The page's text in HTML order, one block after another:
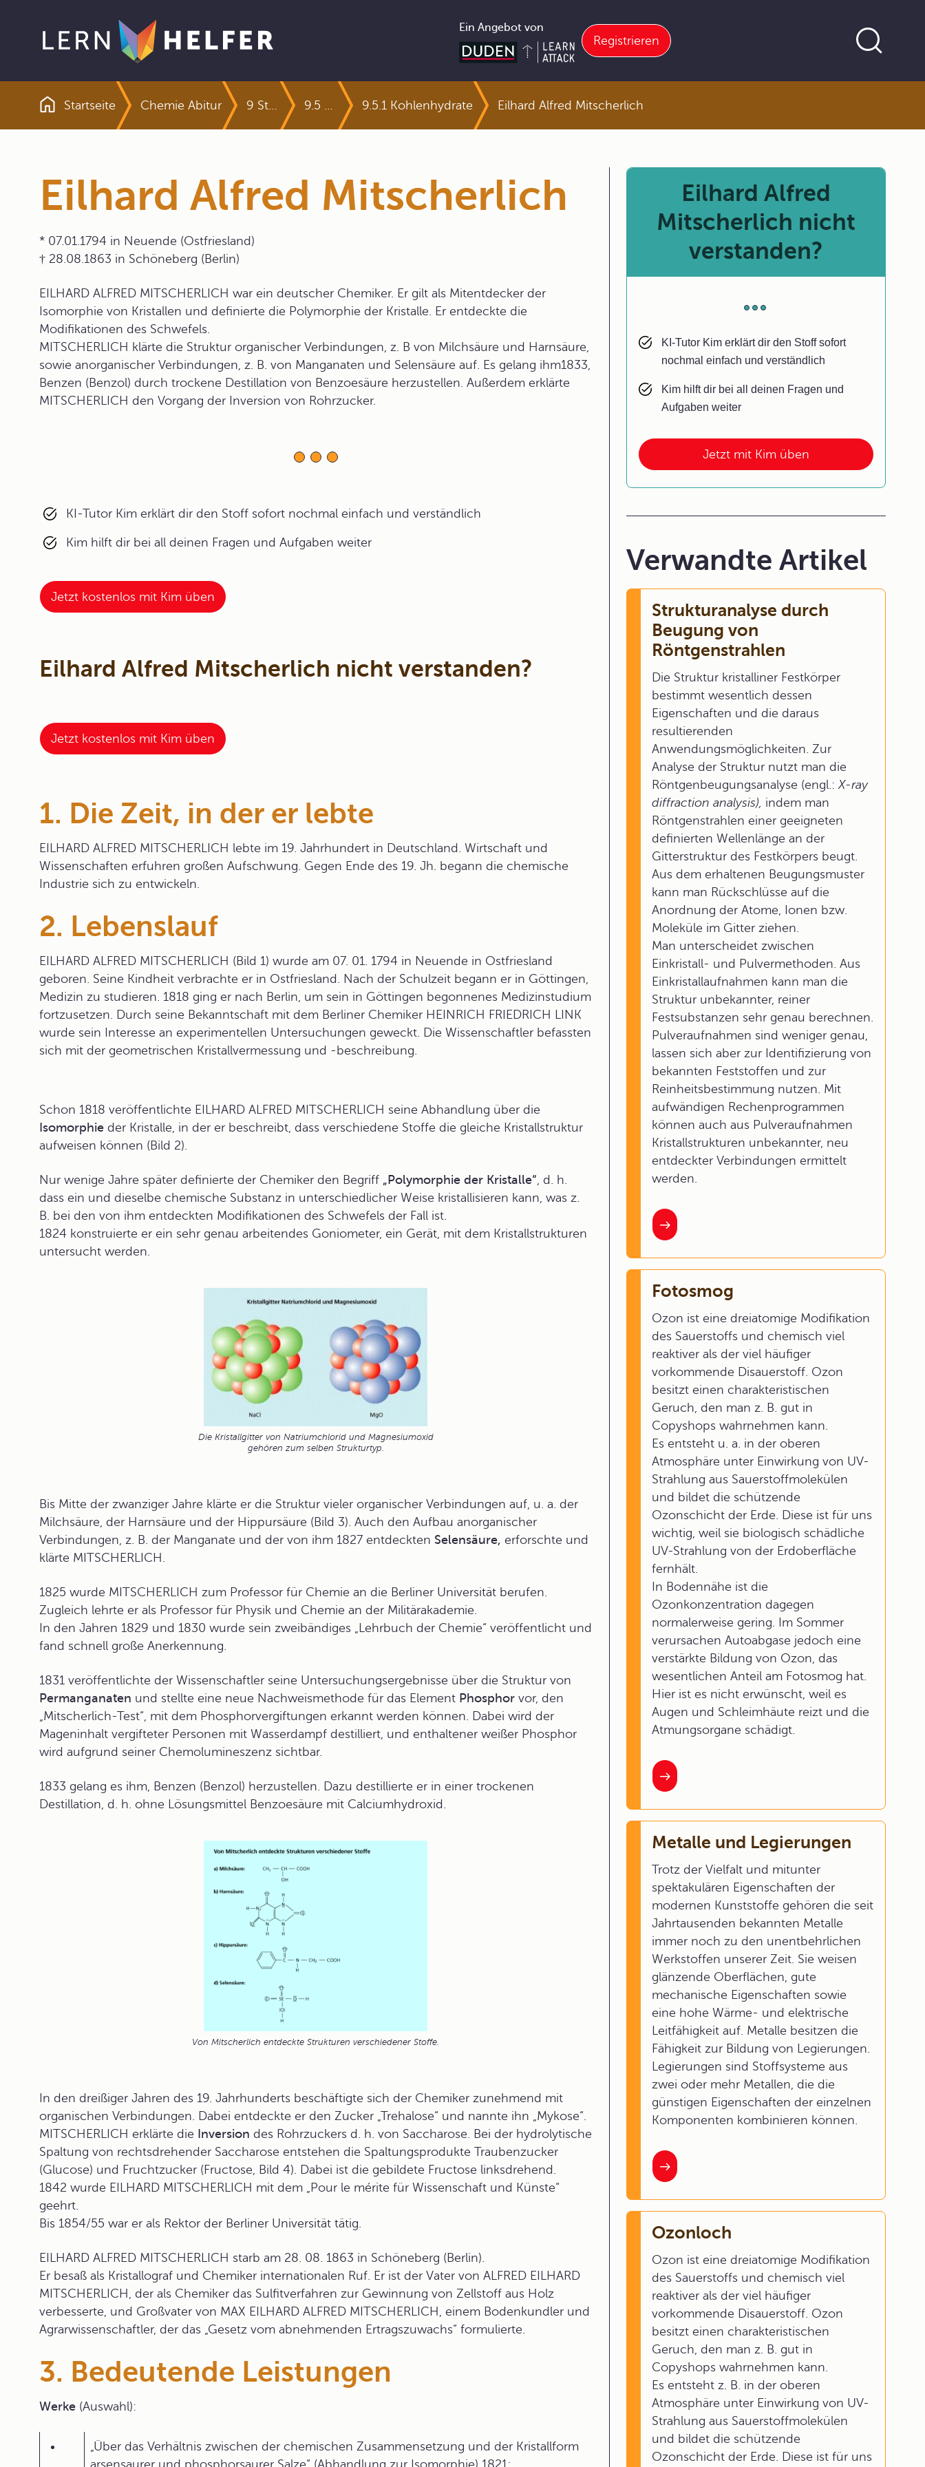
Ein Angebot von
Registrieren
Pfadnavigation
Startseite Chemie Abitur 9.5.1 Kohlenhydrate Eilhard Alfred Mitscherlich
Eilhard Alfred Mitscherlich
* 07.01.1794 in Neuende (Ostfriesland)
† 28.08.1863 in Schöneberg (Berlin)
EILHARD ALFRED MITSCHERLICH war ein deutscher Chemiker. Er gilt als Mitentdecker der
Isomorphie von Kristallen und definierte die Polymorphie der Kristalle. Er entdeckte die
Modifikationen des Schwefels.
MITSCHERLICH klärte die Struktur organischer Verbindungen, z. B von Milchsäure und Harnsäure,
sowie anorganischer Verbindungen, z. B. von Manganaten und Selensäure auf. Es gelang ihm1833,
Benzen (Benzol) durch trockene Destillation von Benzoesäure herzustellen. Außerdem erklärte
MITSCHERLICH den Vorgang der Inversion von Rohrzucker.
KI-Tutor Kim erklärt dir den Stoff sofort nochmal einfach und verständlich
Kim hilft dir bei all deinen Fragen und Aufgaben weiter
Jetzt kostenlos mit Kim üben
Eilhard Alfred Mitscherlich nicht verstanden?
Jetzt kostenlos mit Kim üben
1. Die Zeit, in der er lebte
EILHARD ALFRED MITSCHERLICH lebte im 19. Jahrhundert in Deutschland. Wirtschaft und
Wissenschaften erfuhren großen Aufschwung. Gegen Ende des 19. Jh. begann die chemische
Industrie sich zu entwickeln.
2. Lebenslauf
EILHARD ALFRED MITSCHERLICH (Bild 1) wurde am 07. 01. 1794 in Neuende in Ostfriesland
geboren. Seine Kindheit verbrachte er in Ostfriesland. Nach der Schulzeit begann er in Göttingen,
Medizin zu studieren. 1818 ging er nach Berlin, um sein in Göttingen begonnenes Medizinstudium
fortzusetzen. Durch seine Bekanntschaft mit dem Berliner Chemiker HEINRICH FRIEDRICH LINK
wurde sein Interesse an experimentellen Untersuchungen geweckt. Die Wissenschaftler befassten
sich mit der geometrischen Kristallvermessung und -beschreibung.
Schon 1818 veröffentlichte EILHARD ALFRED MITSCHERLICH seine Abhandlung über die
Isomorphie der Kristalle, in der er beschreibt, dass verschiedene Stoffe die gleiche Kristallstruktur
aufweisen können (Bild 2).
Nur wenige Jahre später definierte der Chemiker den Begriff „ Polymorphie der Kristalle“, d. h.
dass ein und dieselbe chemische Substanz in unterschiedlicher Weise kristallisieren kann, was z.
B. bei den von ihm entdeckten Modifikationen des Schwefels der Fall ist.
1824 konstruierte er ein sehr genau arbeitendes Goniometer, ein Gerät, mit dem Kristallstrukturen
untersucht werden.
Die Kristallgitter von Natriumchlorid und Magnesiumoxid
gehören zum selben Strukturtyp.
Bis Mitte der zwanziger Jahre klärte er die Struktur vieler organischer Verbindungen auf, u. a. der
Milchsäure, der Harnsäure und der Hippursäure (Bild 3). Auch den Aufbau anorganischer
Verbindungen, z. B. der Manganate und der von ihm 1827 entdeckten Selensäure, erforschte und
klärte MITSCHERLICH.
1825 wurde MITSCHERLICH zum Professor für Chemie an die Berliner Universität berufen.
Zugleich lehrte er als Professor für Physik und Chemie an der Militärakademie.
In den Jahren 1829 und 1830 wurde sein zweibändiges „Lehrbuch der Chemie“ veröffentlicht und
fand schnell große Anerkennung.
1831 veröffentlichte der Wissenschaftler seine Untersuchungsergebnisse über die Struktur von
Permanganaten und stellte eine neue Nachweismethode für das Element Phosphor vor, den
„Mitscherlich-Test“, mit dem Phosphorvergiftungen erkannt werden können. Dabei wird der
Mageninhalt vergifteter Personen mit Wasserdampf destilliert, und enthaltener weißer Phosphor
wird aufgrund seiner Chemolumineszenz sichtbar.
1833 gelang es ihm, Benzen (Benzol) herzustellen. Dazu destillierte er in einer trockenen
Destillation, d. h. ohne Lösungsmittel Benzoesäure mit Calciumhydroxid.
Von Mitscherlich entdeckte Strukturen verschiedener Stoffe.
In den dreißiger Jahren des 19. Jahrhunderts beschäftigte sich der Chemiker zunehmend mit
organischen Verbindungen. Dabei entdeckte er den Zucker „Trehalose“ und nannte ihn „Mykose“.
MITSCHERLICH erklärte die Inversion des Rohrzuckers d. h. von Saccharose. Bei der hydrolytische
Spaltung von rechtsdrehender Saccharose entstehen die Spaltungsprodukte Traubenzucker
(Glucose) und Fruchtzucker (Fructose, Bild 4). Dabei ist die gebildete Fructose linksdrehend.
1842 wurde EILHARD MITSCHERLICH mit dem „Pour le mérite für Wissenschaft und Künste“
geehrt.
Bis 1854/55 war er als Rektor der Berliner Universität tätig.
EILHARD ALFRED MITSCHERLICH starb am 28. 08. 1863 in Schöneberg (Berlin).
Er besaß als Kristallograf und Chemiker internationalen Ruf. Er ist der Vater von ALFRED EILHARD
MITSCHERLICH, der als Chemiker das Sulfitverfahren zur Gewinnung von Zellstoff aus Holz
verbesserte, und Großvater von MAX EILHARD ALFRED MITSCHERLICH, einem Bodenkundler und
Agrarwissenschaftler, der das „Gesetz vom abnehmenden Ertragszuwachs“ formulierte.
3. Bedeutende Leistungen
Werke (Auswahl):
„Über das Verhältnis zwischen der chemischen Zusammensetzung und der Kristallform
Jetzt mit Kim üben
Eilhard Alfred
Mitscherlich nicht
verstanden?
KI-Tutor Kim erklärt dir den Stoff sofort
nochmal einfach und verständlich
Kim hilft dir bei all deinen Fragen und
Aufgaben weiter
Verwandte Artikel
Strukturanalyse durch
Beugung von
Röntgenstrahlen
Die Struktur kristalliner Festkörper
bestimmt wesentlich dessen
Eigenschaften und die daraus
resultierenden
Anwendungsmöglichkeiten. Zur
Analyse der Struktur nutzt man die
Röntgenbeugungsanalyse (engl.:X-ray
diffraction analysis), indem man
Röntgenstrahlen einer geeigneten
definierten Wellenlänge an der
Gitterstruktur des Festkörpers beugt.
Aus dem erhaltenen Beugungsmuster
kann man Rückschlüsse auf die
Anordnung der Atome, Ionen bzw.
Moleküle im Gitter ziehen.
Man unterscheidet zwischen
Einkristall- und Pulvermethoden. Aus
Einkristallaufnahmen kann man die
Struktur unbekannter, reiner
Festsubstanzen sehr genau berechnen.
Pulveraufnahmen sind weniger genau,
lassen sich aber zur Identifizierung von
bekannten Feststoffen und zur
Reinheitsbestimmung nutzen. Mit
aufwändigen Rechenprogrammen
können auch aus Pulveraufnahmen
Kristallstrukturen unbekannter, neu
entdeckter Verbindungen ermittelt
werden.
Fotosmog
Ozon ist eine dreiatomige Modifikation
des Sauerstoffs und chemisch viel
reaktiver als der viel häufiger
vorkommende Disauerstoff. Ozon
besitzt einen charakteristischen
Geruch, den man z. B. gut in
Copyshops wahrnehmen kann.
Es entsteht u. a. in der oberen
Atmosphäre unter Einwirkung von UV-
Strahlung aus Sauerstoffmolekülen
und bildet die schützende
Ozonschicht der Erde. Diese ist für uns
wichtig, weil sie biologisch schädliche
UV-Strahlung von der Erdoberfläche
fernhält.
In Bodennähe ist die
Ozonkonzentration dagegen
normalerweise gering. Im Sommer
verursachen Autoabgase jedoch eine
verstärkte Bildung von Ozon, das
wesentlichen Anteil am Fotosmog hat.
Hier ist es nicht erwünscht, weil es
Augen und Schleimhäute reizt und die
Atmungsorgane schädigt.
Metalle und Legierungen
Trotz der Vielfalt und mitunter
spektakulären Eigenschaften der
modernen Kunststoffe gehören die seit
Jahrtausenden bekannten Metalle
immer noch zu den unentbehrlichen
Werkstoffen unserer Zeit. Sie weisen
glänzende Oberflächen, gute
mechanische Eigenschaften sowie
eine hohe Wärme- und elektrische
Leitfähigkeit auf. Metalle besitzen die
Fähigkeit zur Bildung von Legierungen.
Legierungen sind Stoffsysteme aus
zwei oder mehr Metallen, die die
günstigen Eigenschaften der einzelnen
Komponenten kombinieren können.
Ozonloch
Ozon ist eine dreiatomige Modifikation
des Sauerstoffs und chemisch viel
reaktiver als der viel häufiger
vorkommende Disauerstoff. Ozon
besitzt einen charakteristischen
Geruch, den man z. B. gut in
Copyshops wahrnehmen kann.
Es entsteht z. B. in der oberen
Atmosphäre unter Einwirkung von UV-
Strahlung aus Sauerstoffmolekülen
und bildet die schützende
Ozonschicht der Erde. Diese ist für uns